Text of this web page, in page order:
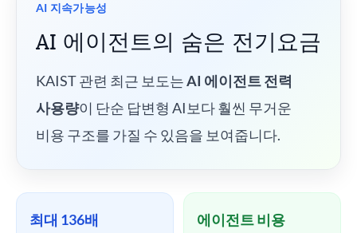
AI 지속가능성
AI 에이전트의 숨은 전기요금
KAIST 관련 최근 보도는AI 에이전트 전력
사용량이 단순 답변형 AI보다 훨씬 무거운
비용 구조를 가질 수 있음을 보여줍니다.
최대 136배
에이전트 비용